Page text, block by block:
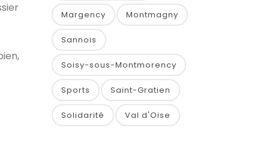
Margency Montmagny
Sannois
Soisy-sous-Montmorency
Sports Saint-Gratien
Solidarité Val d'Oise